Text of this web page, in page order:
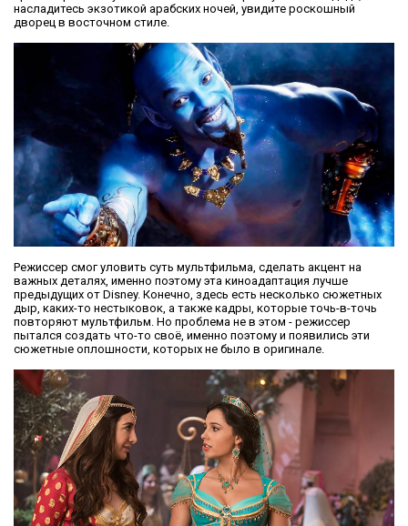
насладитесь экзотикой арабских ночей, увидите роскошный
дворец в восточном стиле.
Режиссер смог уловить суть мультфильма, сделать акцент на
важных деталях, именно поэтому эта киноадаптация лучше
предыдущих от Disney. Конечно, здесь есть несколько сюжетных
дыр, каких-то нестыковок, а также кадры, которые точь-в-точь
повторяют мультфильм. Но проблема не в этом - режиссер
пытался создать что-то своё, именно поэтому и появились эти
сюжетные оплошности, которых не было в оригинале.